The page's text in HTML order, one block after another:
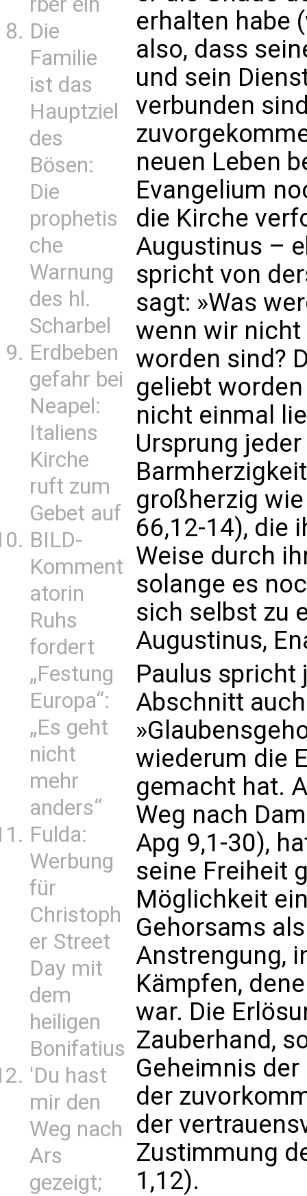
Die
Familie
ist das
Hauptziel
des
Bösen:
Die
prophetis
che
Warnung
des hl.
Scharbel
Erdbeben
gefahr bei
Neapel:
Italiens
Kirche
ruft zum
Gebet auf
BILD-
Komment
atorin
Ruhs
fordert
„Festung
Europa“:
„Es geht
nicht
mehr
anders“
Fulda:
Werbung
für
Christoph
er Street
Day mit
dem
heiligen
Bonifatius
'Du hast
mir den
Weg nach
Ars
gezeigt;
erhalten habe
also, dass
und sein
verbunden
neuen Leben
Evangelium
die Kirche
Augustinus –
spricht von
sagt: »Was
wenn wir
worden sind?
geliebt
nicht einmal
Ursprung
großherzig
66,12-14), die
Weise durch
solange es
sich selbst zu
Augustinus,
Paulus spricht
Abschnitt
wiederum die
gemacht hat.
Weg nach
Apg 9,1-30),
seine Freiheit
Möglichkeit
Gehorsams
Anstrengung,
Kämpfen,
war. Die
Zauberhand,
Geheimnis der
der
der
Zustimmung
1,12).